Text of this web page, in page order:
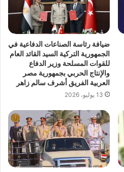
ضيافة رئاسة الصناعات الدفاعية في
الجمهورية التركية السيد القائد العام
للقوات المسلحة وزير الدفاع
والإنتاج الحربي بجمهورية مصر
العربية الفريق أشرف سالم زاهر
13 يوليو، 2026